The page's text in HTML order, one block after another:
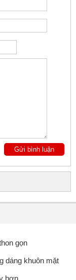
gọn
dáng khuôn mặt
hơn